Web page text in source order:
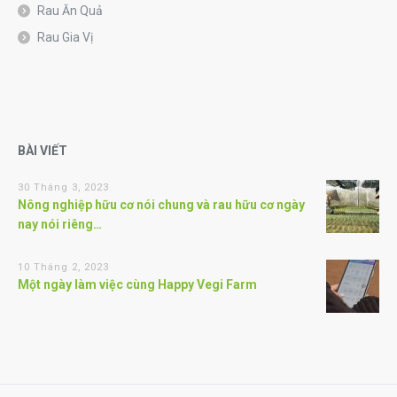
Rau Ăn Quả
Rau Gia Vị
BÀI VIẾT
30 Tháng 3, 2023
Nông nghiệp hữu cơ nói chung và rau hữu cơ ngày
nay nói riêng…
10 Tháng 2, 2023
Một ngày làm việc cùng Happy Vegi Farm